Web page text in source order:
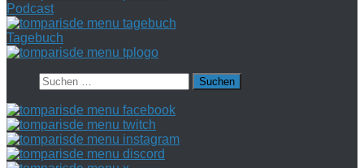
Podcast
Tagebuch
Suchen
nach: